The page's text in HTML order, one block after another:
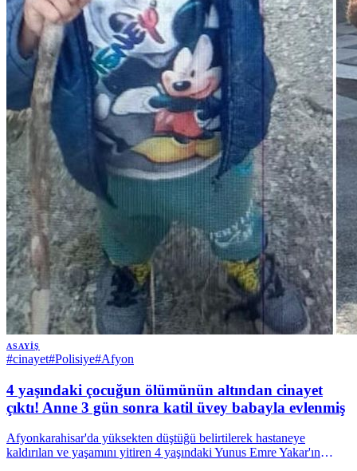
ASAYIŞ
#cinayet#Polisiye#Afyon
4 yaşındaki çocuğun ölümünün altından cinayet
çıktı! Anne 3 gün sonra katil üvey babayla evlenmiş
Afyonkarahisar'da yüksekten düştüğü belirtilerek hastaneye
kaldırılan ve yaşamını yitiren 4 yaşındaki Yunus Emre Yakar'ın